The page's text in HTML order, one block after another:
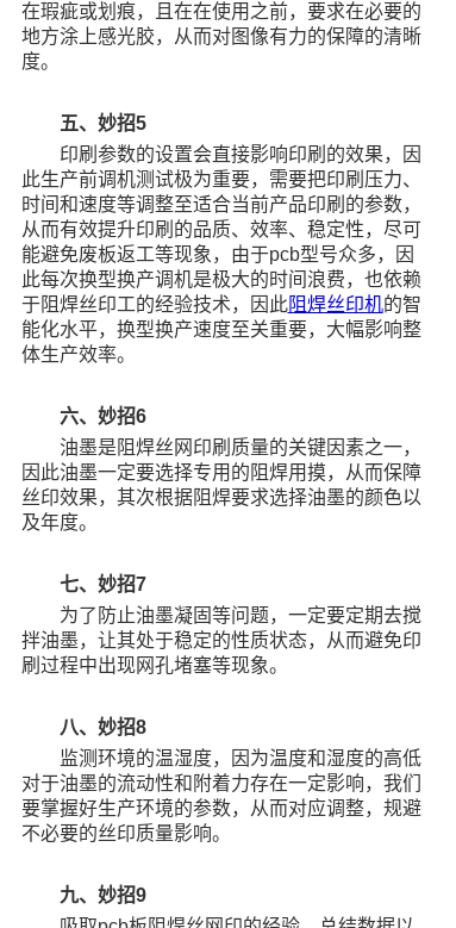
在瑕疵或划痕，且在在使用之前，要求在必要的
地方涂上感光胶，从而对图像有力的保障的清晰
度。
五、妙招5
印刷参数的设置会直接影响印刷的效果，因
此生产前调机测试极为重要，需要把印刷压力、
时间和速度等调整至适合当前产品印刷的参数，
从而有效提升印刷的品质、效率、稳定性，尽可
能避免废板返工等现象，由于pcb型号众多，因
此每次换型换产调机是极大的时间浪费，也依赖
于阻焊丝印工的经验技术，因此阻焊丝印机的智
能化水平，换型换产速度至关重要，大幅影响整
体生产效率。
六、妙招6
油墨是阻焊丝网印刷质量的关键因素之一，
因此油墨一定要选择专用的阻焊用摸，从而保障
丝印效果，其次根据阻焊要求选择油墨的颜色以
及年度。
七、妙招7
为了防止油墨凝固等问题，一定要定期去搅
拌油墨，让其处于稳定的性质状态，从而避免印
刷过程中出现网孔堵塞等现象。
八、妙招8
监测环境的温湿度，因为温度和湿度的高低
对于油墨的流动性和附着力存在一定影响，我们
要掌握好生产环境的参数，从而对应调整，规避
不必要的丝印质量影响。
九、妙招9